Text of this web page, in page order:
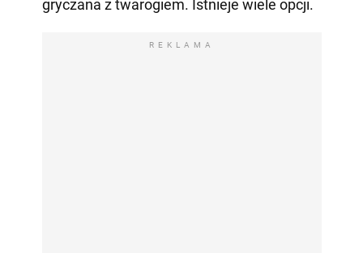
gryczana z twarogiem. Istnieje wiele opcji.
REKLAMA